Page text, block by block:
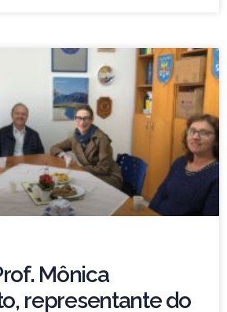
Mônica
representante do